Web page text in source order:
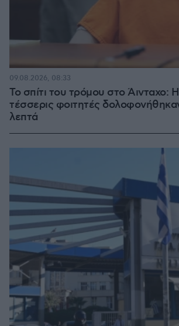
Το σπίτι του τρόμου στο Άινταχο:
τέσσερις φοιτητές
λεπτά
09.08.2026, 08:33